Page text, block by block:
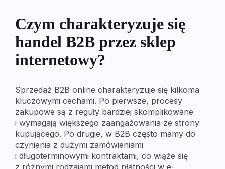
Czym charakteryzuje się
handel B2B przez sklep
internetowy?
Sprzedaż B2B online charakteryzuje się kilkoma
kluczowymi cechami. Po pierwsze, procesy
zakupowe są z reguły bardziej skomplikowane
i wymagają większego zaangażowania ze strony
kupującego. Po drugie, w B2B często mamy do
czynienia z dużymi zamówieniami
i długoterminowymi kontraktami, co wiąże się
z różnymi rodzajami metod płatności w e-